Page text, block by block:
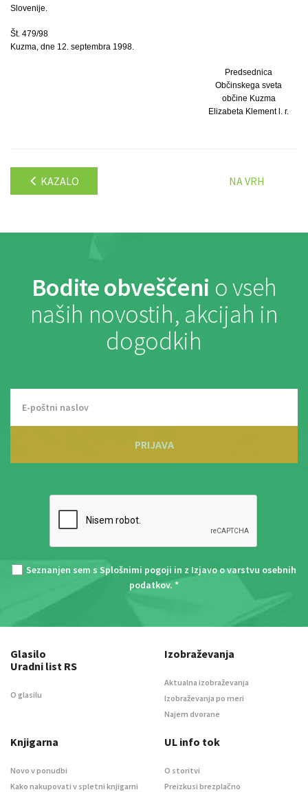
Slovenije.
Št. 479/98
Kuzma, dne 12. septembra 1998.
Predsednica
Občinskega sveta
občine Kuzma
Elizabeta Klement l. r.
KAZALO NA VRH
Bodite obveščeni o vseh
naših novostih, akcijah in
dogodkih
PRIJAVA
Seznanjen sem s Splošnimi pogoji in z Izjavo o varstvu osebnih
podatkov. *
Glasilo
Uradni list RS
O glasilu
Izobraževanja
Aktualna izobraževanja
Izobraževanja po meri
Najem dvorane
Knjigarna
Novo v ponudbi
Kako nakupovati v spletni knjigarni
UL info tok
O storitvi
Preizkusi brezplačno